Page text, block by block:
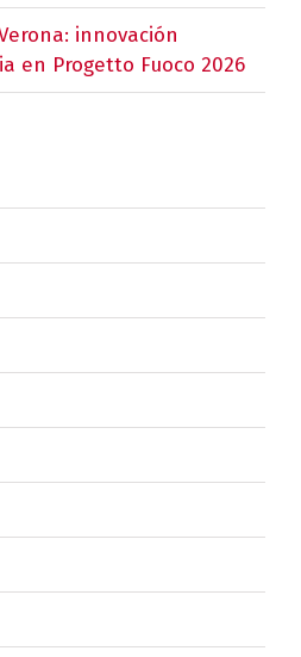
innovación
en Progetto Fuoco 2026